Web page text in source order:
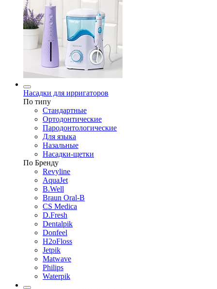
Насадки для ирригаторов
По типу
Стандартные
Ортодонтические
Пародонтологические
Для языка
Назальные
Насадки-щетки
По Бренду
Revyline
AquaJet
B.Well
Braun Oral-B
CS Medica
D.Fresh
Dentalpik
Donfeel
H2oFloss
Jetpik
Matwave
Philips
Waterpik